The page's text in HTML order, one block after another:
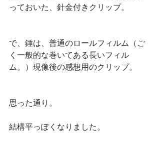
っておいた、針金付きクリップ。
で、錘は、普通のロールフィルム（ご
く一般的な巻いてある長いフィル
ム。）現像後の感想用のクリップ。
思った通り。
結構平っぽくなりました。